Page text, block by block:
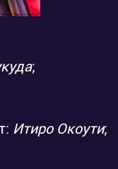
;
Итиро Окоути;